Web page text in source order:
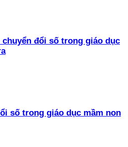
chuyển đổi số trong giáo dục
số trong giáo dục mầm non